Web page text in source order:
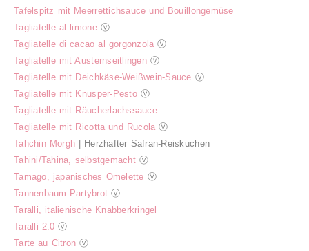
Tafelspitz mit Meerrettichsauce und Bouillongemüse
Tagliatelle al limoneⓥ
Tagliatelle di cacao al gorgonzola ⓥ
Tagliatelle mit Austernseitlingenⓥ
Tagliatelle mit Deichkäse-Weißwein-Sauce ⓥ
Tagliatelle mit Knusper-Pestoⓥ
Tagliatelle mit Räucherlachssauce
Tagliatelle mit Ricotta und Rucola ⓥ
Tahchin Morgh | Herzhafter Safran-Reiskuchen
Tahini/Tahina, selbstgemachtⓥ
Tamago, japanisches Omelette ⓥ
Tannenbaum-Partybrot ⓥ
Taralli, italienische Knabberkringel
Taralli 2.0 ⓥ
Tarte au Citron ⓥ